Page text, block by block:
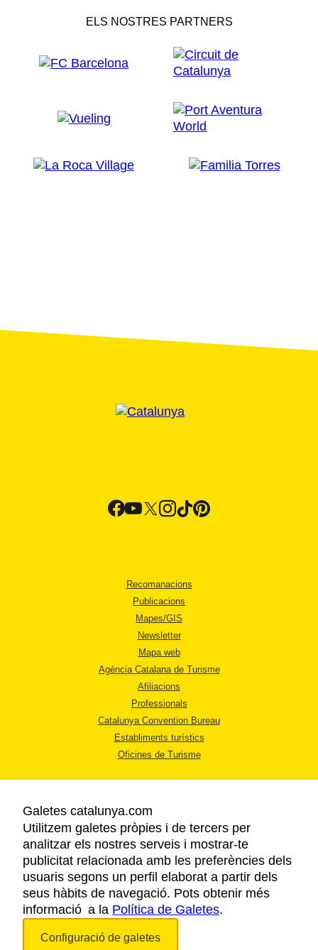
ELS NOSTRES PARTNERS
Recomanacions
Publicacions
Mapes/GIS
Newsletter
Mapa web
Agència Catalana de Turisme
Afiliacions
Professionals
Catalunya Convention Bureau
Establiments turístics
Oficines de Turisme
AVÍS LEGAL
POLÍTICA DE PRIVACITAT
COOKIES
ACCESSIBILITAT
Galetes catalunya.com
Utilitzem galetes pròpies i de tercers per
analitzar els nostres serveis i mostrar-te
publicitat relacionada amb les preferències dels
usuaris segons un perfil elaborat a partir dels
seus hàbits de navegació. Pots obtenir més
informació a la Política de Galetes.
Configuració de galetes